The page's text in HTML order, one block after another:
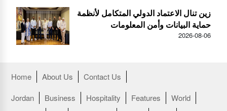
زين تنال الاعتماد الدولي المتكامل لأنظمة
حماية البيانات وأمن المعلومات
2026-08-06
Home About Us
Contact Us
Jordan
Business Hospitality Features
World